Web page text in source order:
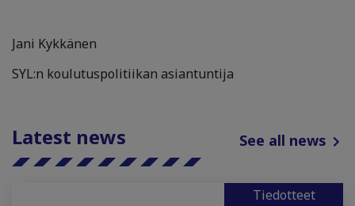
Jani Kykkänen
SYL:n koulutuspolitiikan asiantuntija
Latest news See all news
Tiedotteet